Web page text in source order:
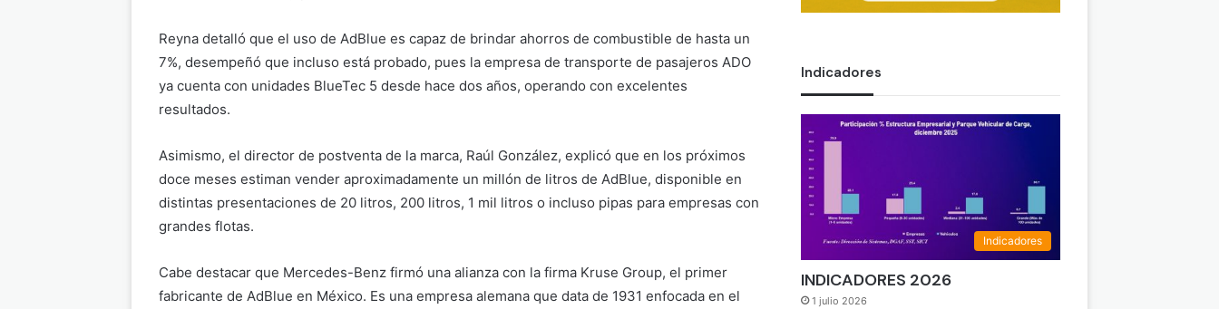
Reyna detalló que el uso de AdBlue es capaz de brindar ahorros de combustible de hasta un
7%, desempeñó que incluso está probado, pues la empresa de transporte de pasajeros ADO
ya cuenta con unidades BlueTec 5 desde hace dos años, operando con excelentes
resultados.
Asimismo, el director de postventa de la marca, Raúl González, explicó que en los próximos
doce meses estiman vender aproximadamente un millón de litros de AdBlue, disponible en
distintas presentaciones de 20 litros, 200 litros, 1 mil litros o incluso pipas para empresas con
grandes flotas.
Cabe destacar que Mercedes-Benz firmó una alianza con la firma Kruse Group, el primer
fabricante de AdBlue en México. Es una empresa alemana que data de 1931 enfocada en el
Indicadores
Indicadores
INDICADORES 2026
1 julio 2026